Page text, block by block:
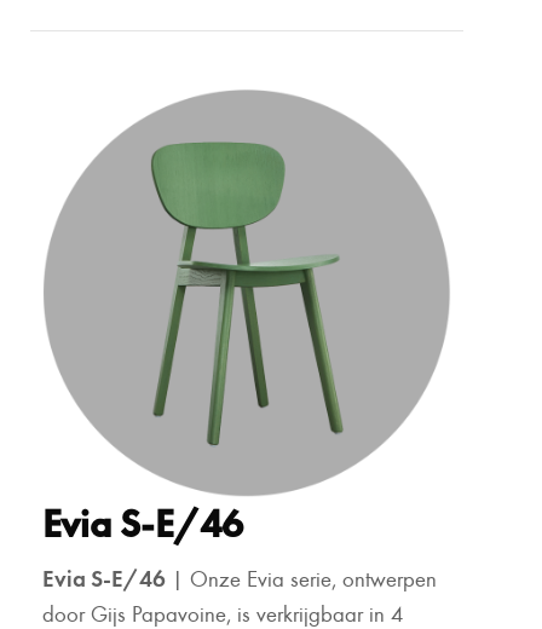
Evia S-E/46
Evia S-E/46 | Onze Evia serie, ontwerpen
door Gijs Papavoine, is verkrijgbaar in 4